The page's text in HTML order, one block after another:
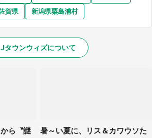
賀県 新潟県粟島浦村
Jタウンウィズについて
ら〝謎
暑～い夏に、リス＆カワウソた